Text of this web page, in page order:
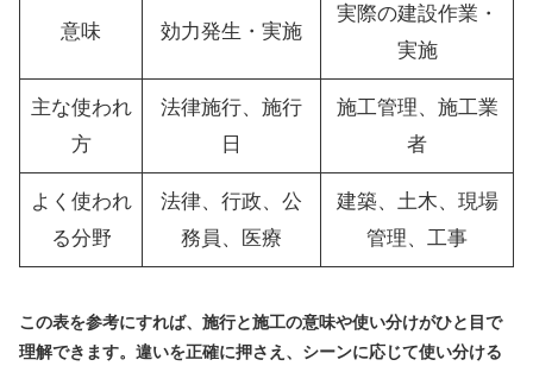
意味 効力発生・実施
実際の建設作業・
実施
主な使われ
方
法律施行、施行
日
施工管理、施工業
者
よく使われ
る分野
法律、行政、公
務員、医療
建築、土木、現場
管理、工事
この表を参考にすれば、施行と施工の意味や使い分けがひと目で
理解できます。違いを正確に押さえ、シーンに応じて使い分ける